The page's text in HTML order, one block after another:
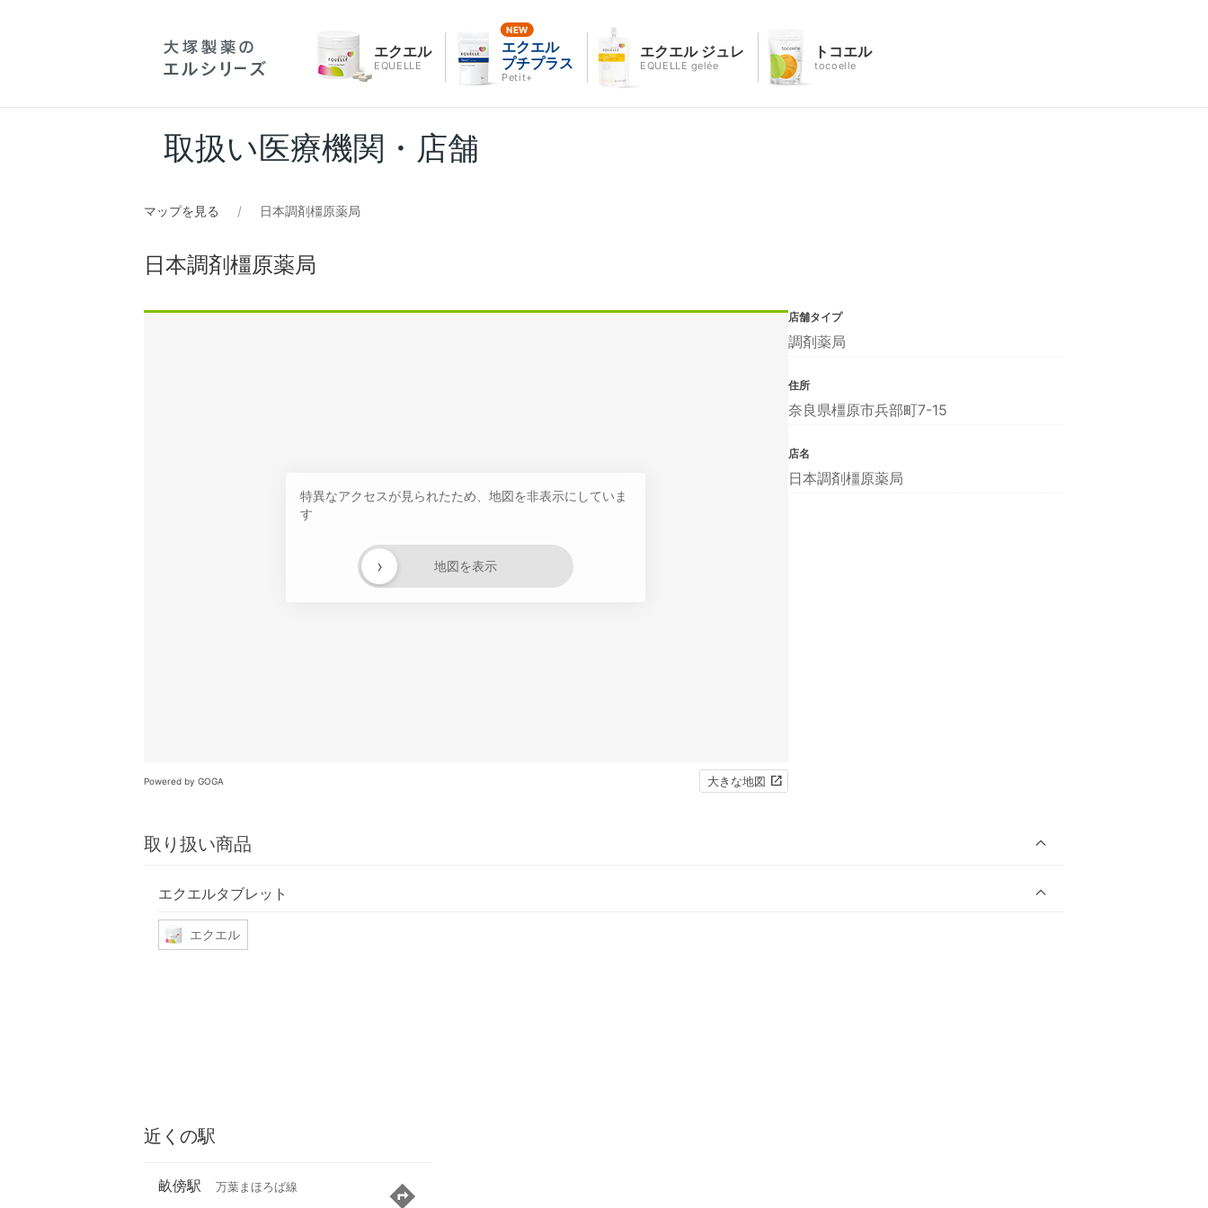
エクエル
EQUELLE
エクエル
プチプラス
Petit+
エクエル ジュレ
EQUELLE gelée
トコエル
tocoelle
取扱い医療機関・店舗
マップを見る 日本調剤橿原薬局
日本調剤橿原薬局
特異なアクセスが見られたため、地図を非表示にしていま
す
地図を表示
›
Powered by GOGA 大きな地図
取り扱い商品
エクエルタブレット
エクエル
店舗タイプ
調剤薬局
住所
奈良県橿原市兵部町7-15
店名
日本調剤橿原薬局
近くの駅
畝傍駅 万葉まほろば線